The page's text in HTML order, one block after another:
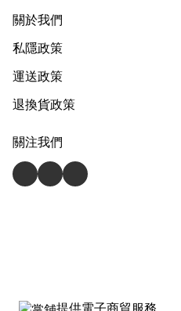
關於我們
私隱政策
運送政策
退換貨政策
關注我們
提供電子商貿服務